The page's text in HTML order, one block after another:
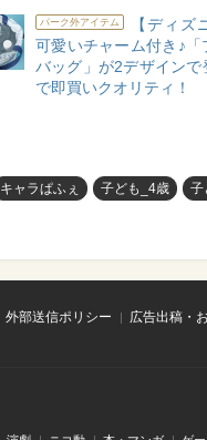
パーク外アイテム
【ディズ
可愛いチャーム付き♪
バッグ」が2デザイン
で即買いクオリティ！
キャラぱふぇ 子ども_4歳 子
外部送信ポリシー
広告出稿・